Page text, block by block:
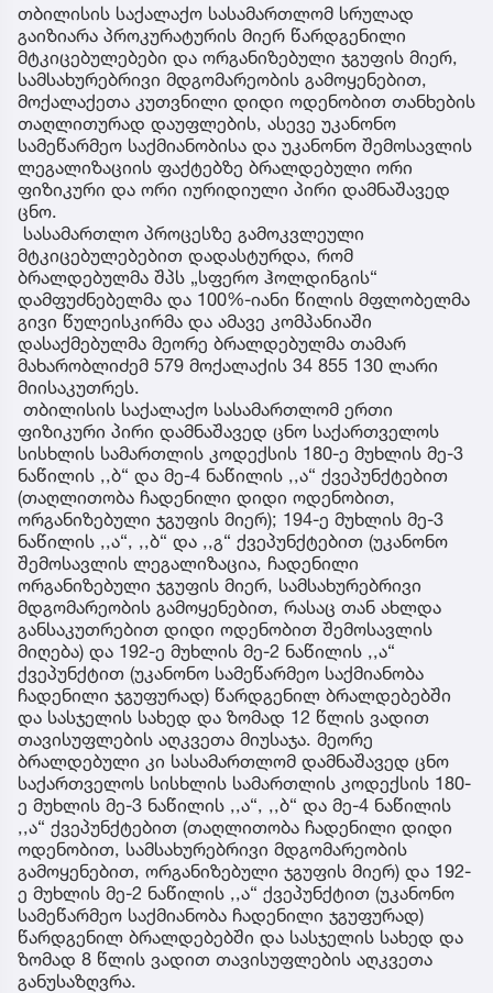
თბილისის საქალაქო სასამართლომ სრულად
გაიზიარა პროკურატურის მიერ წარდგენილი
მტკიცებულებები და ორგანიზებული ჯგუფის მიერ,
სამსახურებრივი მდგომარეობის გამოყენებით,
მოქალაქეთა კუთვნილი დიდი ოდენობით თანხების
თაღლითურად დაუფლების, ასევე უკანონო
სამეწარმეო საქმიანობისა და უკანონო შემოსავლის
ლეგალიზაციის ფაქტებზე ბრალდებული ორი
ფიზიკური და ორი იურიდიული პირი დამნაშავედ
ცნო.
სასამართლო პროცესზე გამოკვლეული
მტკიცებულებებით დადასტურდა, რომ
ბრალდებულმა შპს „სფერო ჰოლდინგის“
დამფუძნებელმა და 100%-იანი წილის მფლობელმა
გივი წულეისკირმა და ამავე კომპანიაში
დასაქმებულმა მეორე ბრალდებულმა თამარ
მახარობლიძემ 579 მოქალაქის 34 855 130 ლარი
მიისაკუთრეს.
თბილისის საქალაქო სასამართლომ ერთი
ფიზიკური პირი დამნაშავედ ცნო საქართველოს
სისხლის სამართლის კოდექსის 180-ე მუხლის მე-3
ნაწილის ,,ბ“ და მე-4 ნაწილის ,,ა“ ქვეპუნქტებით
(თაღლითობა ჩადენილი დიდი ოდენობით,
ორგანიზებული ჯგუფის მიერ); 194-ე მუხლის მე-3
ნაწილის ,,ა“, ,,ბ“ და ,,გ“ ქვეპუნქტებით (უკანონო
შემოსავლის ლეგალიზაცია, ჩადენილი
ორგანიზებული ჯგუფის მიერ, სამსახურებრივი
მდგომარეობის გამოყენებით, რასაც თან ახლდა
განსაკუთრებით დიდი ოდენობით შემოსავლის
მიღება) და 192-ე მუხლის მე-2 ნაწილის ,,ა“
ქვეპუნქტით (უკანონო სამეწარმეო საქმიანობა
ჩადენილი ჯგუფურად) წარდგენილ ბრალდებებში
და სასჯელის სახედ და ზომად 12 წლის ვადით
თავისუფლების აღკვეთა მიუსაჯა. მეორე
ბრალდებული კი სასამართლომ დამნაშავედ ცნო
საქართველოს სისხლის სამართლის კოდექსის 180-
ე მუხლის მე-3 ნაწილის ,,ა“, ,,ბ“ და მე-4 ნაწილის
,,ა“ ქვეპუნქტებით (თაღლითობა ჩადენილი დიდი
ოდენობით, სამსახურებრივი მდგომარეობის
გამოყენებით, ორგანიზებული ჯგუფის მიერ) და 192-
ე მუხლის მე-2 ნაწილის ,,ა“ ქვეპუნქტით (უკანონო
სამეწარმეო საქმიანობა ჩადენილი ჯგუფურად)
წარდგენილ ბრალდებებში და სასჯელის სახედ და
ზომად 8 წლის ვადით თავისუფლების აღკვეთა
განუსაზღვრა.